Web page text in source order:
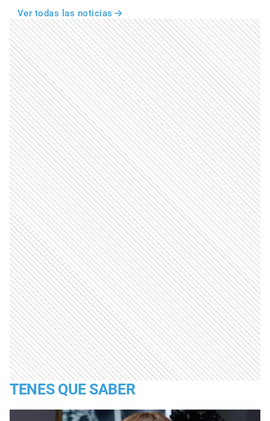
Ver todas las noticias
TENES QUE SABER